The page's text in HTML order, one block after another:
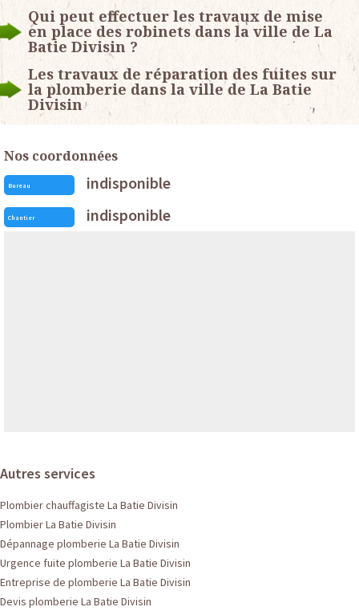
Qui peut effectuer les travaux de mise
en place des robinets dans la ville de La
Batie Divisin ?
Les travaux de réparation des fuites sur
la plomberie dans la ville de La Batie
Divisin
Nos coordonnées
Bureau indisponible
Chantier indisponible
Autres services
Plombier chauffagiste La Batie Divisin
Plombier La Batie Divisin
Dépannage plomberie La Batie Divisin
Urgence fuite plomberie La Batie Divisin
Entreprise de plomberie La Batie Divisin
Devis plomberie La Batie Divisin